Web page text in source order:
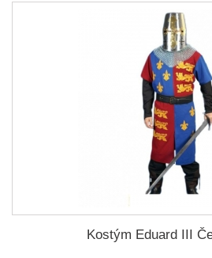
Kostým Eduard III